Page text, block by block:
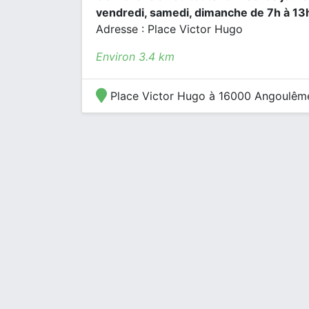
vendredi, samedi, dimanche de 7h à
Adresse : Place Victor Hugo
Environ 3.4 km
Place Victor Hugo à 16000